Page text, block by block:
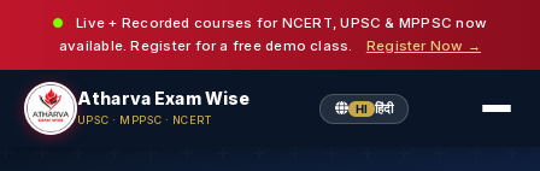
Live + Recorded courses for NCERT, UPSC & MPPSC now
available. Register for a free demo class.
Register Now →
Atharva Exam Wise
UPSC · MPPSC · NCERT
HI हिंदी